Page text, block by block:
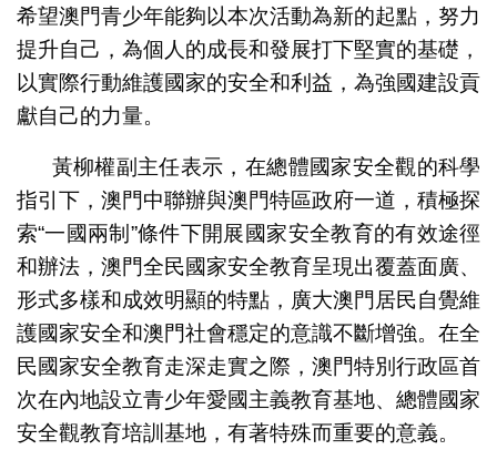
希望澳門青少年能夠以本次活動為新的起點，努力
提升自己，為個人的成長和發展打下堅實的基礎，
以實際行動維護國家的安全和利益，為強國建設貢
獻自己的力量。
黃柳權副主任表示，在總體國家安全觀的科學
指引下，澳門中聯辦與澳門特區政府一道，積極探
索“一國兩制”條件下開展國家安全教育的有效途徑
和辦法，澳門全民國家安全教育呈現出覆蓋面廣、
形式多樣和成效明顯的特點，廣大澳門居民自覺維
護國家安全和澳門社會穩定的意識不斷增強。在全
民國家安全教育走深走實之際，澳門特別行政區首
次在內地設立青少年愛國主義教育基地、總體國家
安全觀教育培訓基地，有著特殊而重要的意義。